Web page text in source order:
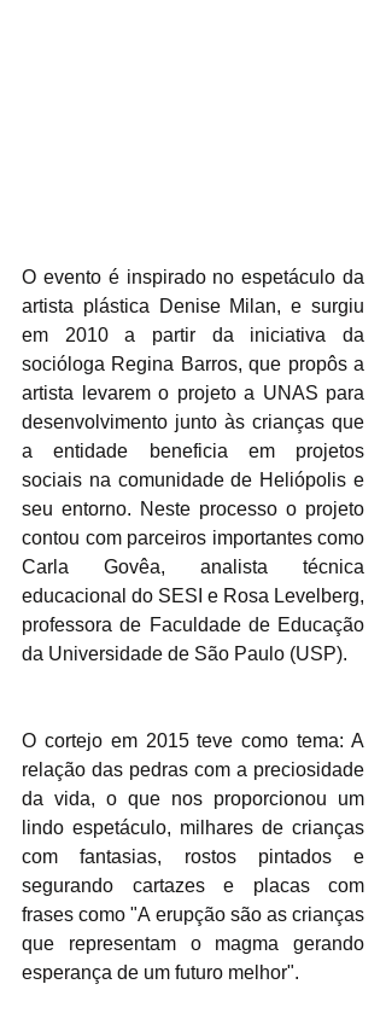
O evento é inspirado no espetáculo da
artista plástica Denise Milan, e surgiu
em 2010 a partir da iniciativa da
socióloga Regina Barros, que propôs a
artista levarem o projeto a UNAS para
desenvolvimento junto às crianças que
a entidade beneficia em projetos
sociais na comunidade de Heliópolis e
seu entorno. Neste processo o projeto
contou com parceiros importantes como
Carla Govêa, analista técnica
educacional do SESI e Rosa Levelberg,
professora de Faculdade de Educação
da Universidade de São Paulo (USP).
O cortejo em 2015 teve como tema: A
relação das pedras com a preciosidade
da vida, o que nos proporcionou um
lindo espetáculo, milhares de crianças
com fantasias, rostos pintados e
segurando cartazes e placas com
frases como "A erupção são as crianças
que representam o magma gerando
esperança de um futuro melhor".